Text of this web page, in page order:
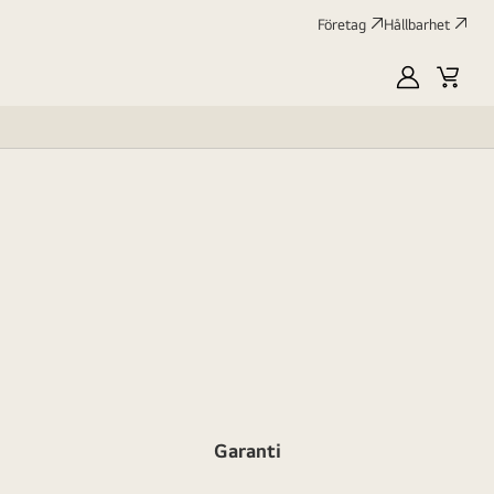
Företag Hållbarhet
MyLG
Garanti